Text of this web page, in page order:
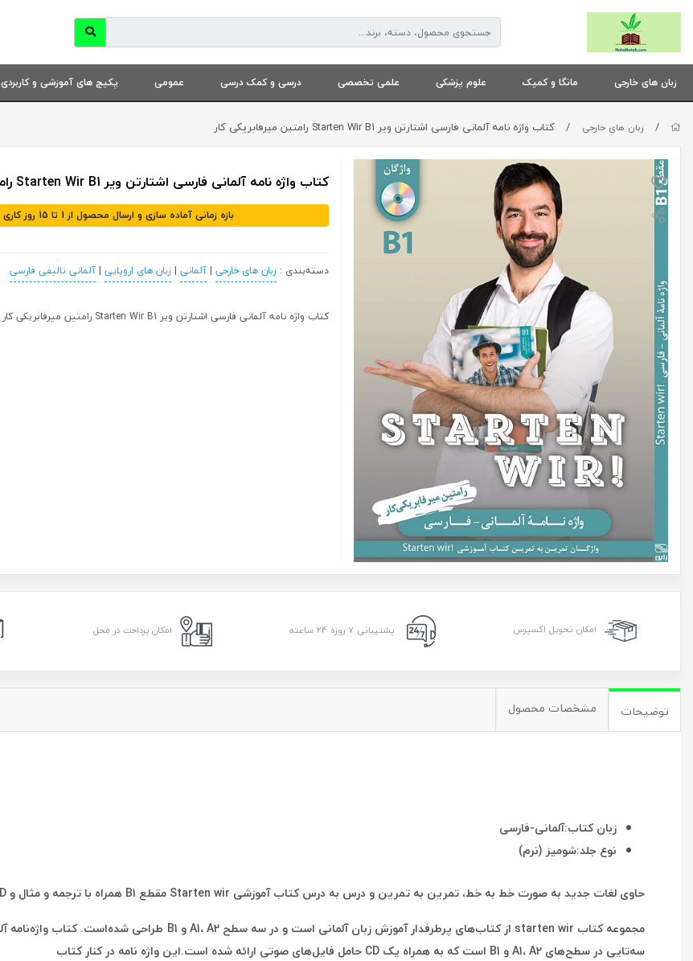
زبان های خارجی مانگا و کمیک علوم پزشکی علمی تخصصی درسی و کمک درسی عمومی پکیج های آموزشی و کاربردی
/ زبان های خارجی / كتاب واژه نامه آلمانی فارسی اشتارتن ویر Starten Wir B1 رامتین میرفابریکی کار
كتاب واژه نامه آلمانی فارسی اشتارتن ویر Starten Wir B1 رامتین میرفابریکی کار
بازه زمانی آماده سازی و ارسال محصول از 1 تا 15 روز کاری میباشد
دسته‌بندی : زبان های خارجی |آلمانی | زبان های اروپایی |آلمانی تالیفی فارسی
كتاب واژه نامه آلمانی فارسی اشتارتن ویر Starten Wir B1 رامتین میرفابریکی کار
امکان تحویل اکسپرس پشتیبانی ۷ روزه ۲۴ ساعته امکان پرداخت در محل
توضیحات مشخصات محصول
زبان کتاب:آلمانی-فارسی
نوع جلد:شومیز (نرم)
حاوی لغات جدید به صورت خط به خط، تمرین به تمرین و درس به درس کتاب آموزشی Starten wir مقطع B1 همراه با ترجمه و مثال و CD تلفظ واژگان
سه‌تایی در سطح‌های A1، A2 و B1 است که به همراه یک CD حامل فایل‌های صوتی ارائه شده است.این واژه نامه در کنار کتاب